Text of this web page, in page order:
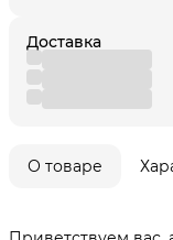
Доставка
О товаре